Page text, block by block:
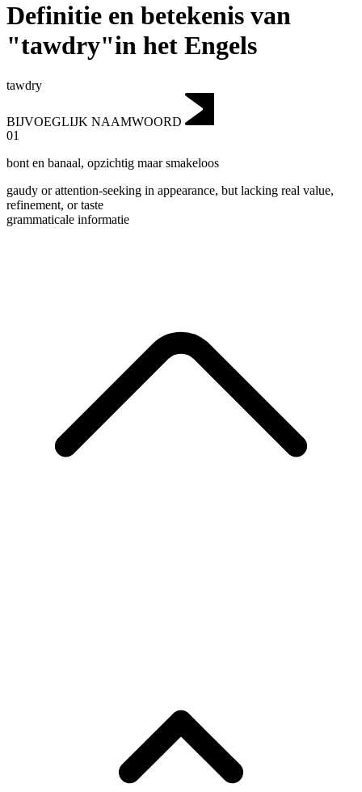
Definitie en betekenis van
"tawdry"in het Engels
tawdry
BIJVOEGLIJK NAAMWOORD
01
bont en banaal, opzichtig maar smakeloos
gaudy or attention‑seeking in appearance, but lacking real value,
refinement, or taste
grammaticale informatie